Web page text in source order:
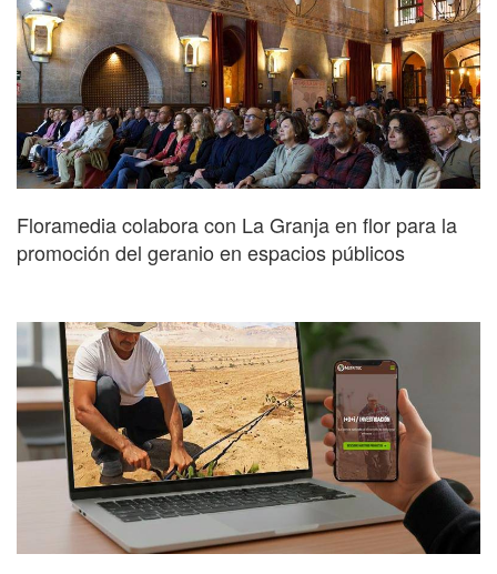
Floramedia colabora con La Granja en flor para la
promoción del geranio en espacios públicos